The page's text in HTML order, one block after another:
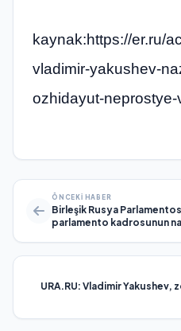
kaynak:https://er.ru/
vladimir-yakushev-
ozhidayut-
ÖNCEKI HABER
Birleşik Rusya
parlamento kadrosunun
URA.RU: Vladimir